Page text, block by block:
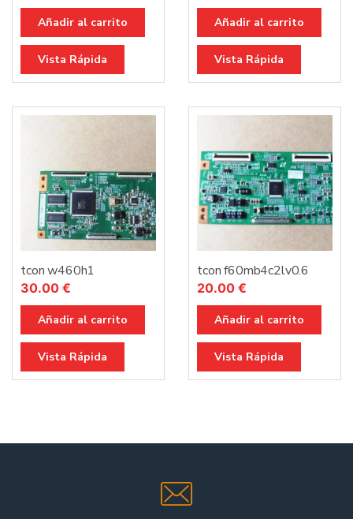
Añadir al carrito
Vista Rápida
Añadir al carrito
Vista Rápida
tcon w460h1
30.00 €
Añadir al carrito
Vista Rápida
tcon f60mb4c2lv0.6
20.00 €
Añadir al carrito
Vista Rápida